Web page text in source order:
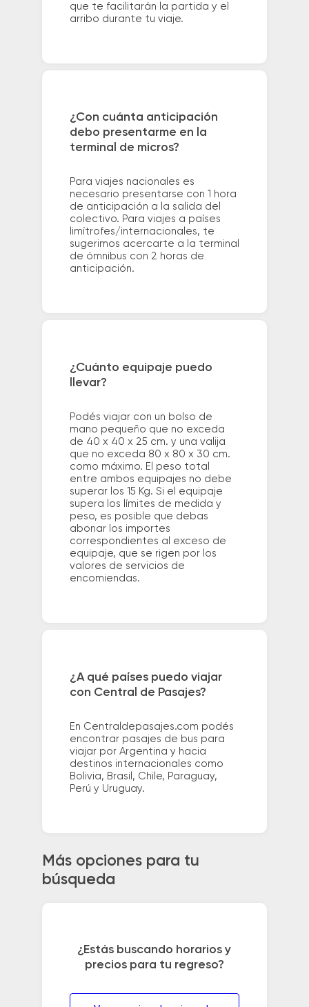
que te facilitarán la partida y el
arribo durante tu viaje.
¿Con cuánta anticipación
debo presentarme en la
terminal de micros?
Para viajes nacionales es
necesario presentarse con 1 hora
de anticipación a la salida del
colectivo. Para viajes a países
limítrofes/internacionales, te
sugerimos acercarte a la terminal
de ómnibus con 2 horas de
anticipación.
¿Cuánto equipaje puedo
llevar?
Podés viajar con un bolso de
mano pequeño que no exceda
de 40 x 40 x 25 cm. y una valija
que no exceda 80 x 80 x 30 cm.
como máximo. El peso total
entre ambos equipajes no debe
superar los 15 Kg. Si el equipaje
supera los límites de medida y
peso, es posible que debas
abonar los importes
correspondientes al exceso de
equipaje, que se rigen por los
valores de servicios de
encomiendas.
¿A qué países puedo viajar
con Central de Pasajes?
En Centraldepasajes.com podés
encontrar pasajes de bus para
viajar por Argentina y hacia
destinos internacionales como
Bolivia, Brasil, Chile, Paraguay,
Perú y Uruguay.
Más opciones para tu
búsqueda
¿Estás buscando horarios y
precios para tu regreso?